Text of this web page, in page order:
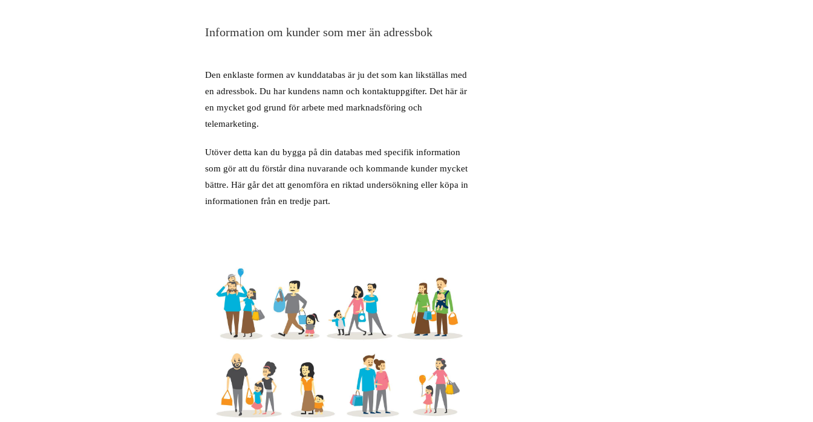
Information om kunder som mer än adressbok
Den enklaste formen av kunddatabas är ju det som kan likställas med
en adressbok. Du har kundens namn och kontaktuppgifter. Det här är
en mycket god grund för arbete med marknadsföring och
telemarketing.
Utöver detta kan du bygga på din databas med specifik information
som gör att du förstår dina nuvarande och kommande kunder mycket
bättre. Här går det att genomföra en riktad undersökning eller köpa in
informationen från en tredje part.